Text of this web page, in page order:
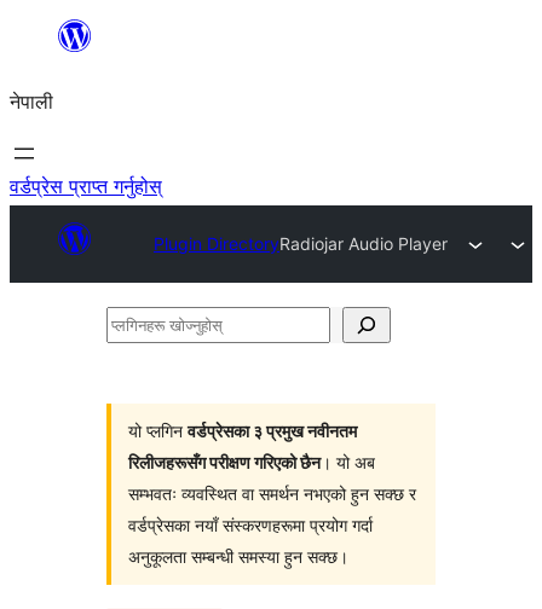
सामग्रीमा
नेपाली
वर्डप्रेस प्राप्त गर्नुहोस्
Plugin DirectoryRadiojar Audio Player
प्लगिनहरू
यो प्लगिनवर्डप्रेसका ३ प्रमुख नवीनतम
रिलीजहरूसँग परीक्षण गरिएको छैन। यो अब
सम्भवतः व्यवस्थित वा समर्थन नभएको हुन सक्छ र
वर्डप्रेसका नयाँ संस्करणहरूमा प्रयोग गर्दा
अनुकूलता सम्बन्धी समस्या हुन सक्छ।